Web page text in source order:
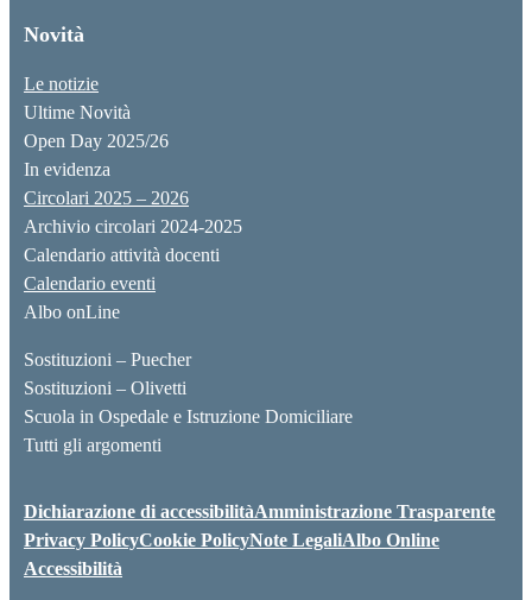
Novità
Le notizie
Ultime Novità
Open Day 2025/26
In evidenza
Circolari 2025 – 2026
Archivio circolari 2024-2025
Calendario attività docenti
Calendario eventi
Albo onLine
Sostituzioni – Puecher
Sostituzioni – Olivetti
Scuola in Ospedale e Istruzione Domiciliare
Tutti gli argomenti
Dichiarazione di accessibilitàAmministrazione Trasparente
Privacy PolicyCookie PolicyNote LegaliAlbo Online
Accessibilità